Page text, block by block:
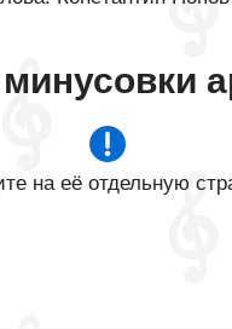
на её отдельную